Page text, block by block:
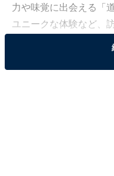
力や味覚に出会える「
ユニークな体験など、
んな中で多くの人が「
れたスポットはどこな